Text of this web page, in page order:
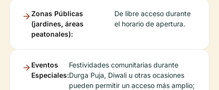
Zonas Públicas
(jardines, áreas
peatonales):
De libre acceso durante
el horario de apertura.
Eventos
Especiales:
Festividades comunitarias durante
Durga Puja, Diwali u otras ocasiones
pueden permitir un acceso más amplio;